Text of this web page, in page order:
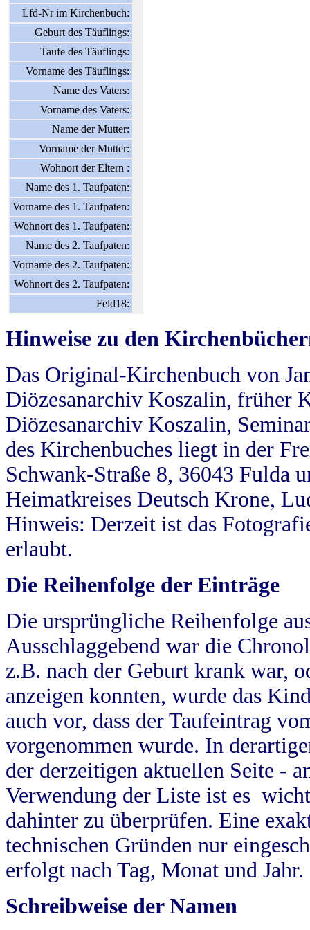
Lfd-Nr im Kirchenbuch:
Geburt des Täuflings:
Taufe des Täuflings:
Vorname des Täuflings:
Name des Vaters:
Vorname des Vaters:
Name der Mutter:
Vorname der Mutter:
Wohnort der Eltern :
Name des 1. Taufpaten:
Vorname des 1. Taufpaten:
Wohnort des 1. Taufpaten:
Name des 2. Taufpaten:
Vorname des 2. Taufpaten:
Wohnort des 2. Taufpaten:
Feld18:
Hinweise zu den
Das Original-Kirchenbuch von
Diözesanarchiv Koszalin, früher
Diözesanarchiv Koszalin,
des Kirchenbuches liegt in der
Schwank-Straße 8, 36043 Fulda
Heimatkreises Deutsch Krone,
Hinweis: Derzeit ist das
erlaubt.
Die Reihenfolge der Einträge
Die ursprüngliche Reihenfolge
Ausschlaggebend war die
z.B. nach der Geburt krank war,
anzeigen konnten, wurde das
auch vor, dass der Taufeintrag
vorgenommen wurde. In
der derzeitigen aktuellen Seite -
Verwendung der Liste ist es
dahinter zu überprüfen. Eine
technischen Gründen nur
erfolgt nach Tag, Monat und Jahr.
Schreibweise der Namen